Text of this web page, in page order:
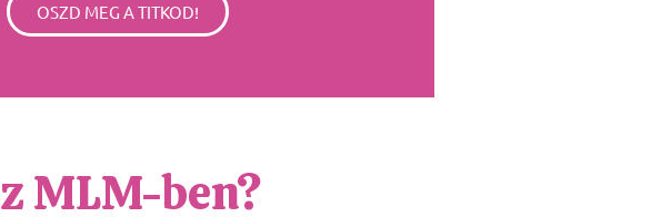
OSZD MEG A TITKOD!
MLM-ben?